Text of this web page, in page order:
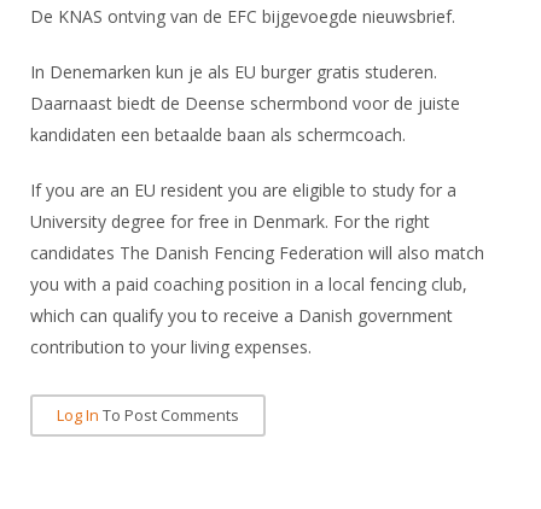
Website
Gebruiksvoorwaarden
Handleiding
Historie
Reglementen
Organisatie
Bestuur
Commissies
Ereleden
Leden van Verdiensten
Lichtzwaardschermen
Wedstrijdsport
Ranglijsten
Inschrijven
Reglementen
Schermpaspoort
Wat is topsport
NK's
DBT
FBT
Talentontwikkeling
Atletencommissie
Informatie
Voor de jeugd
Spreekbeurtpakket
Jeugdkampen
Brassardsysteem
Voor coaches en leraren
Nieuws
Nationale opleidingen
Internationale opleidingen
Forums
Forums
Nieuws
Zoek Vereniging
Contact
NK organiseren
De KNAS ontving van de EFC bijgevoegde nieuwsbrief.
In Denemarken kun je als EU burger gratis studeren.
Daarnaast biedt de Deense schermbond voor de juiste
kandidaten een betaalde baan als schermcoach.
If you are an EU resident you are eligible to study for a
University degree for free in Denmark. For the right
candidates The Danish Fencing Federation will also match
you with a paid coaching position in a local fencing club,
which can qualify you to receive a Danish government
contribution to your living expenses.
Log In To Post Comments